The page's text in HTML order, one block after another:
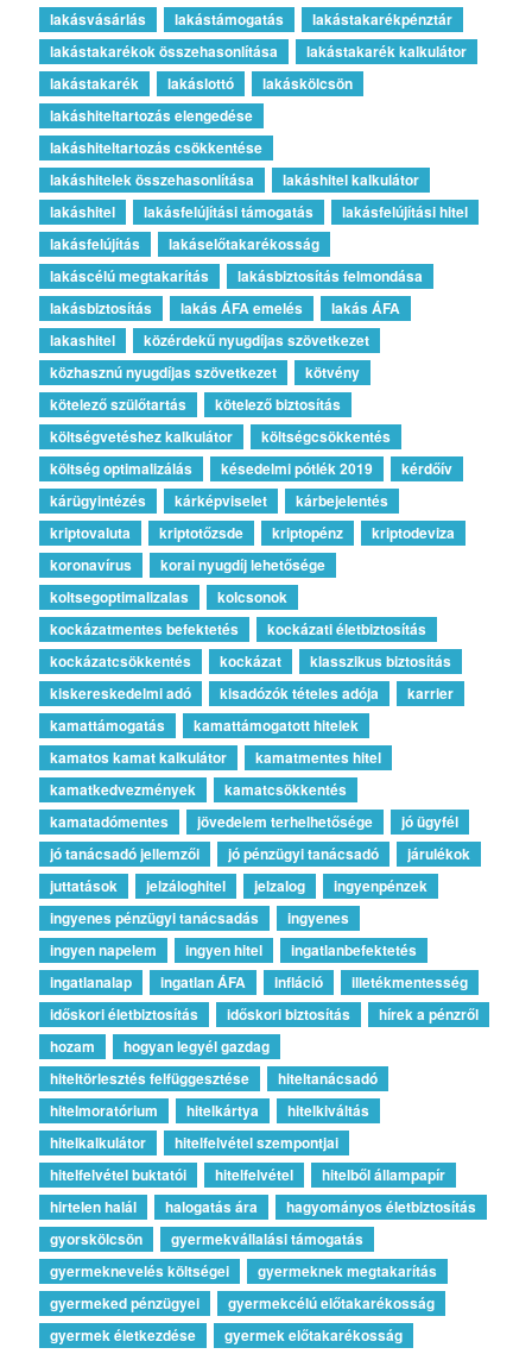
lakásvásárlás lakástámogatás
lakástakarékpénztár
lakástakarékok összehasonlítása
lakástakarék kalkulátor
lakástakarék
lakáslottó
lakáskölcsön
lakáshiteltartozás elengedése
lakáshiteltartozás csökkentése
lakáshitelek összehasonlítása
lakáshitel kalkulátor
lakáshitel
lakásfelújítási támogatás
lakásfelújítási hitel
lakásfelújítás
lakáselőtakarékosság
lakáscélú megtakarítás
lakásbiztosítás felmondása
lakásbiztosítás
lakás ÁFA emelés
lakás ÁFA
lakashitel
közérdekű nyugdíjas szövetkezet
közhasznú nyugdíjas szövetkezet
kötvény
kötelező szülőtartás
kötelező biztosítás
költségvetéshez kalkulátor
költségcsökkentés
költség optimalizálás
késedelmi pótlék 2019
kérdőív
kárügyintézés
kárképviselet
kárbejelentés
kriptovaluta
kriptotőzsde kriptopénz
kriptodeviza
koronavírus
korai nyugdíj lehetősége
koltsegoptimalizalas
kolcsonok
kockázatmentes befektetés
kockázati életbiztosítás
kockázatcsökkentés
kockázat
klasszikus biztosítás
kiskereskedelmi adó
kisadózók tételes adója
karrier
kamattámogatás
kamattámogatott hitelek
kamatos kamat kalkulátor
kamatmentes hitel
kamatkedvezmények
kamatcsökkentés
kamatadómentes
jövedelem terhelhetősége
jó ügyfél
jó tanácsadó jellemzői
jó pénzügyi tanácsadó
járulékok
juttatások
jelzáloghitel jelzalog
ingyenpénzek
ingyenes pénzügyi tanácsadás
ingyenes
ingyen napelem
ingyen hitel
ingatlanbefektetés
ingatlanalap
ingatlan ÁFA infláció
illetékmentesség
időskori életbiztosítás
időskori biztosítás
hírek a pénzről
hozam
hogyan legyél gazdag
hiteltörlesztés felfüggesztése
hiteltanácsadó
hitelmoratórium
hitelkártya
hitelkiváltás
hitelkalkulátor
hitelfelvétel szempontjai
hitelfelvétel buktatói
hitelfelvétel
hitelből állampapír
hirtelen halál
halogatás ára
hagyományos életbiztosítás
gyorskölcsön
gyermekvállalási támogatás
gyermeknevelés költségei
gyermeknek megtakarítás
gyermeked pénzügyei
gyermekcélú előtakarékosság
gyermek életkezdése
gyermek előtakarékosság